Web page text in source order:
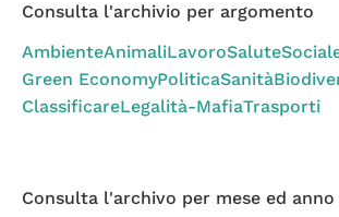
Consulta l'archivio per argomento
AmbienteAnimaliLavoroSalute
Green EconomyPoliticaSanità
ClassificareLegalità-MafiaTrasporti
Consulta l'archivo per mese ed anno